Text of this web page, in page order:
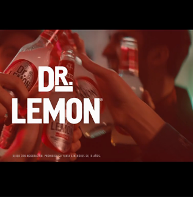
Comercial Dr. Lemon
2017